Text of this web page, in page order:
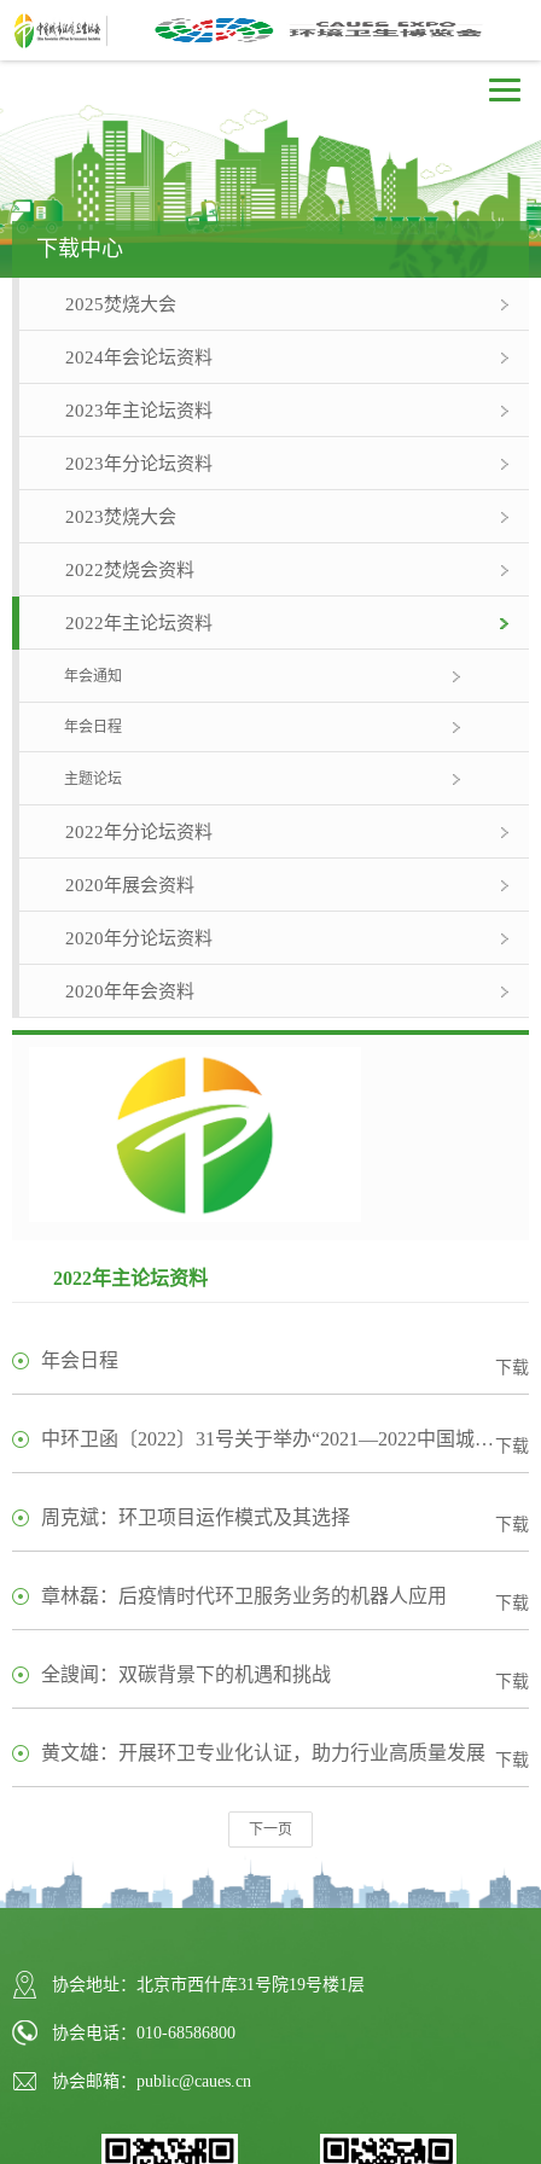
下载中心
2025焚烧大会
2024年会论坛资料
2023年主论坛资料
2023年分论坛资料
2023焚烧大会
2022焚烧会资料
2022年主论坛资料
年会通知
年会日程
主题论坛
2022年分论坛资料
2020年展会资料
2020年分论坛资料
2020年年会资料
2022年主论坛资料
下载
年会日程
下载
中环卫函〔2022〕31号关于举办“2021—2022中国城市环境卫生协会年会暨中国环卫博览会”的通知
下载
周克斌：环卫项目运作模式及其选择
下载
章林磊：后疫情时代环卫服务业务的机器人应用
下载
全謏闻：双碳背景下的机遇和挑战
下载
黄文雄：开展环卫专业化认证，助力行业高质量发展
下一页
协会地址：北京市西什库31号院19号楼1层
协会电话：010-68586800
协会邮箱：public@caues.cn